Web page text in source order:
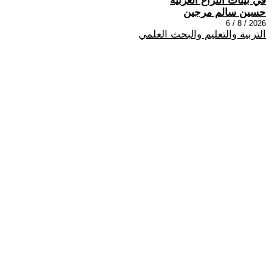
حسين سالم مرجين
2026 / 8 / 6
التربية والتعليم والبحث العلمي